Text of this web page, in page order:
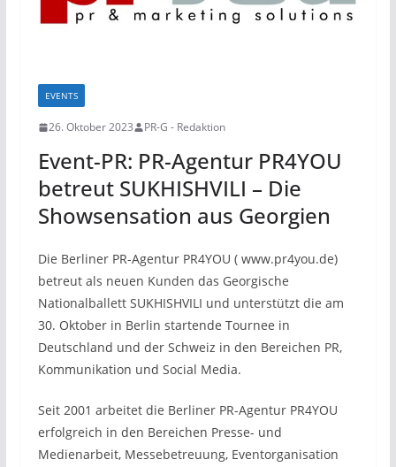
EVENTS
26. Oktober 2023 PR-G - Redaktion
Event-PR: PR-Agentur PR4YOU
betreut SUKHISHVILI – Die
Showsensation aus Georgien
Die Berliner PR-Agentur PR4YOU ( www.pr4you.de)
betreut als neuen Kunden das Georgische
Nationalballett SUKHISHVILI und unterstützt die am
30. Oktober in Berlin startende Tournee in
Deutschland und der Schweiz in den Bereichen PR,
Kommunikation und Social Media.
Seit 2001 arbeitet die Berliner PR-Agentur PR4YOU
erfolgreich in den Bereichen Presse- und
Medienarbeit, Messebetreuung, Eventorganisation